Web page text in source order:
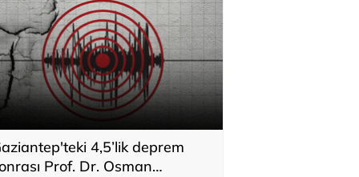
4,5’lik deprem
Prof. Dr. Osman